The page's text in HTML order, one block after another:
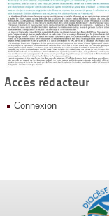
Accès rédacteur
Connexion